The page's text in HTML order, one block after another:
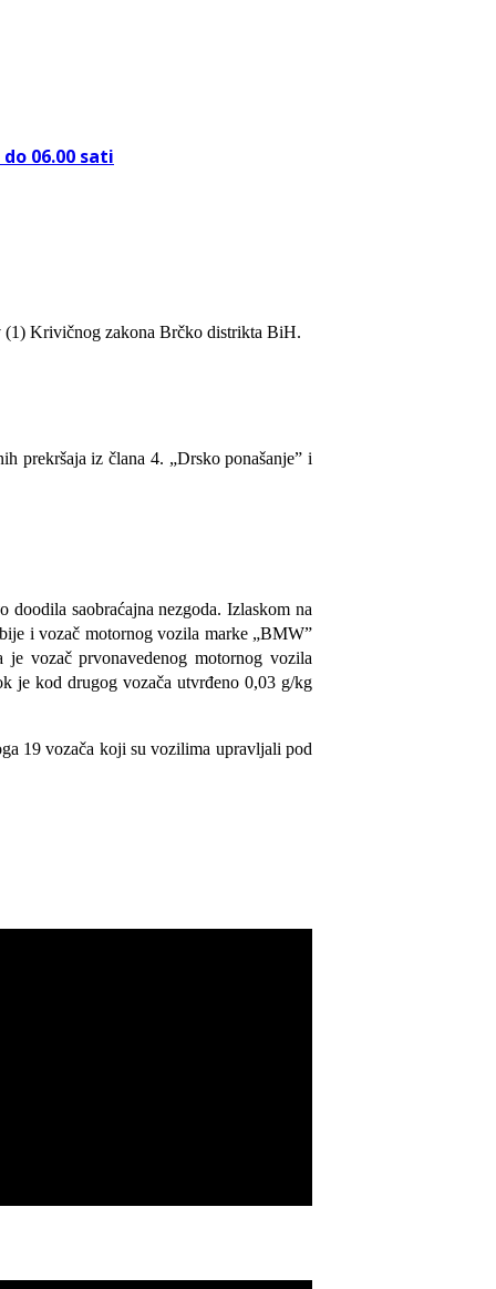
06.00 sati
(1) Krivičnog zakona Brčko distrikta BiH.
prekršaja iz člana 4. „Drsko ponašanje” i
saobraćajna nezgoda. Izlaskom na
i vozač motornog vozila marke „BMW”
je vozačprvonavedenog motornog vozila
je kod drugog vozača utvrđeno 0,03 g/kg
19 vozača koji su vozilima upravljali pod